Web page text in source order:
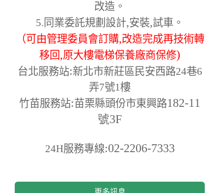
改造。
5. 同業委託規劃設計,安裝,試車。
（可由管理委員會訂購,改造完成再技術轉
移回,原大樓電梯保養廠商保修)
台北服務站:新北市新莊區民安西路24巷6
弄7號1樓
竹苗服務站:苗栗縣頭份市東興路182-11
號3F
24H服務專線:02-2206-7333